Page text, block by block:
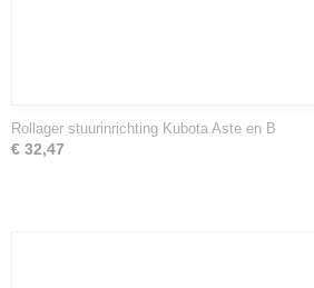
Rollager stuurinrichting Kubota Aste en B
€ 32,47